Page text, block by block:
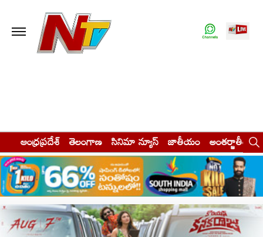
ఆంధ్రప్రదేశ్ తెలంగాణ సినిమా న్యూస్ జాతీయం అంతర్జాతీయం